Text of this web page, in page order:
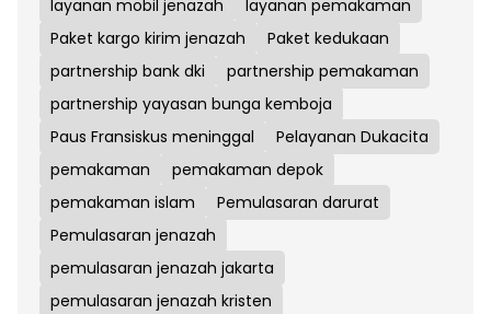
layanan mobil jenazah
layanan pemakaman
Paket kargo kirim jenazah
Paket kedukaan
partnership bank dki
partnership pemakaman
partnership yayasan bunga kemboja
Paus Fransiskus meninggal
Pelayanan Dukacita
pemakaman
pemakaman depok
pemakaman islam
Pemulasaran darurat
Pemulasaran jenazah
pemulasaran jenazah jakarta
pemulasaran jenazah kristen